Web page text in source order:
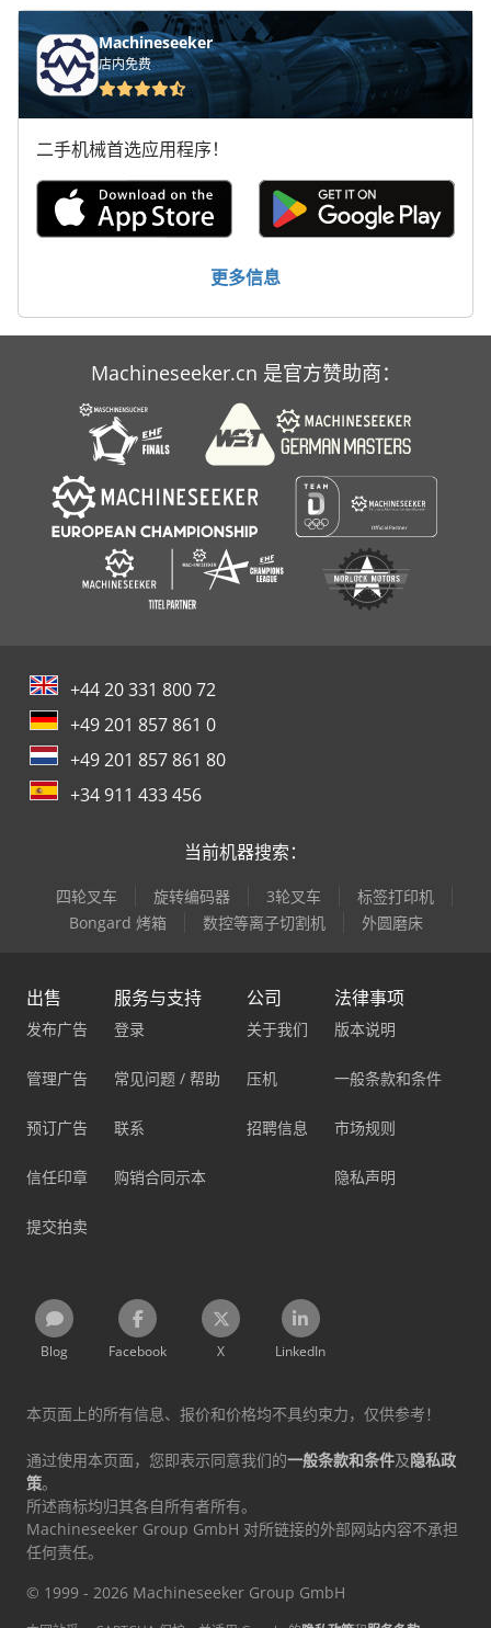
手枪
断头台
服务器 机柜
林 德 叉车
标签打印机
轮式挖掘机
Machineseeker
店内免费
二手机械首选应用程序！
更多信息
Machineseeker.cn 是官方赞助商：
+44 20 331 800 72
+49 201 857 861 0
+49 201 857 861 80
+34 911 433 456
当前机器搜索：
四轮叉车 旋转编码器 3轮叉车
标签打印机
Bongard 烤箱
数控等离子切割机 外圆磨床
出售
发布广告
管理广告
预订广告
信任印章
提交拍卖
服务与支持
登录
常见问题 / 帮助
联系
购销合同示本
公司
关于我们
压机
招聘信息
法律事项
版本说明
一般条款和条件
市场规则
隐私声明
Blog Facebook X LinkedIn
本页面上的所有信息、报价和价格均不具约束力，仅供参考！
通过使用本页面，您即表示同意我们的一般条款和条件及隐私政
策。
所述商标均归其各自所有者所有。
Machineseeker Group GmbH 对所链接的外部网站内容不承担
任何责任。
© 1999 - 2026 Machineseeker Group GmbH